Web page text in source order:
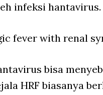
infeksi hantavirus.
fever with renal
bisa
HRF biasanya